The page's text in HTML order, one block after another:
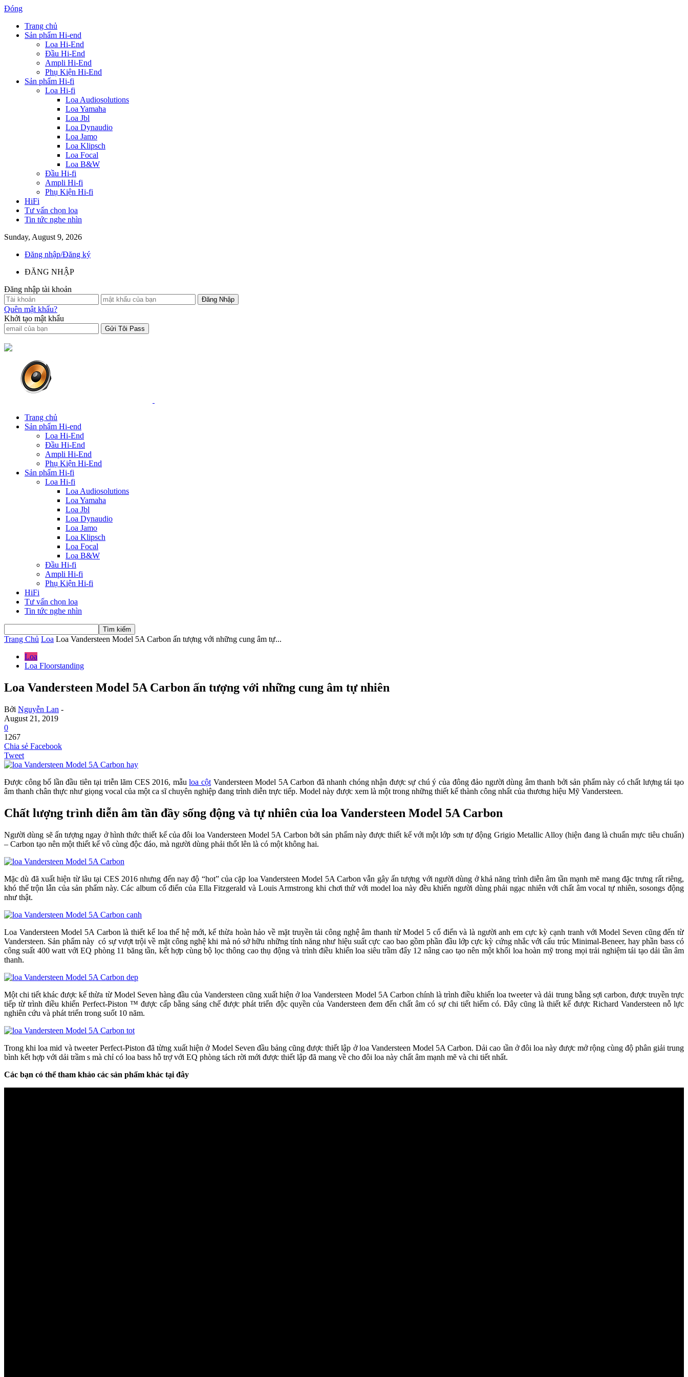
Đóng
Trang chủ
Sản phẩm Hi-end
Loa Hi-End
Đầu Hi-End
Ampli Hi-End
Phụ Kiện Hi-End
Sản phẩm Hi-fi
Loa Hi-fi
Loa Audiosolutions
Loa Yamaha
Loa Jbl
Loa Dynaudio
Loa Jamo
Loa Klipsch
Loa Focal
Loa B&W
Đầu Hi-fi
Ampli Hi-fi
Phụ Kiện Hi-fi
HiFi
Tư vấn chọn loa
Tin tức nghe nhìn
Sunday, August 9, 2026
Đăng nhập/Đăng ký
ĐĂNG NHẬP
Đăng nhập tài khoản
Quên mật khẩu?
Khởi tạo mật khẩu
Trang chủ
Sản phẩm Hi-end
Loa Hi-End
Đầu Hi-End
Ampli Hi-End
Phụ Kiện Hi-End
Sản phẩm Hi-fi
Loa Hi-fi
Loa Audiosolutions
Loa Yamaha
Loa Jbl
Loa Dynaudio
Loa Jamo
Loa Klipsch
Loa Focal
Loa B&W
Đầu Hi-fi
Ampli Hi-fi
Phụ Kiện Hi-fi
HiFi
Tư vấn chọn loa
Tin tức nghe nhìn
Trang Chủ Loa Loa Vandersteen Model 5A Carbon ấn tượng với những cung âm tự...
Loa
Loa Floorstanding
Loa Vandersteen Model 5A Carbon ấn tượng với những cung âm tự nhiên
Bởi Nguyễn Lan -
August 21, 2019
0
1267
Chia sẻ Facebook
Tweet
Được công bố lần đầu tiên tại triễn lãm CES 2016, mẫuloa cột Vandersteen Model 5A Carbon đã nhanh chóng nhận được sự chú ý của đông đảo người dùng âm thanh bởi sản phẩm này có chất lượng tái tạo
âm thanh chân thực như giọng vocal của một ca sĩ chuyên nghiệp đang trình diễn trực tiếp. Model này được xem là một trong những thiết kế thành công nhất của thương hiệu Mỹ Vandersteen.
Chất lượng trình diễn âm tần đầy sống động và tự nhiên của loa Vandersteen Model 5A Carbon
Người dùng sẽ ấn tượng ngay ở hình thức thiết kế của đôi loa Vandersteen Model 5A Carbon bởi sản phẩm này được thiết kế với một lớp sơn tự động Grigio Metallic Alloy (hiện đang là chuẩn mực tiêu chuẩn)
– Carbon tạo nên một thiết kế vô cùng độc đáo, mà người dùng phải thốt lên là có một không hai.
Mặc dù đã xuất hiện từ lâu tại CES 2016 nhưng đến nay độ “hot” của cặp loa Vandersteen Model 5A Carbon vẫn gây ấn tượng với người dùng ở khả năng trình diễn âm tần mạnh mẽ mang đặc trưng rất riêng,
khó thể trộn lẫn của sản phẩm này. Các album cổ điển của Ella Fitzgerald và Louis Armstrong khi chơi thử với model loa này đều khiến người dùng phải ngạc nhiên với chất âm vocal tự nhiên, sosongs động
như thật.
Loa Vandersteen Model 5A Carbon là thiết kế loa thế hệ mới, kế thừa hoàn hảo về mặt truyền tải công nghệ âm thanh từ Model 5 cổ điển và là người anh em cực kỳ cạnh tranh với Model Seven cũng đến từ
Vandersteen. Sản phẩm này có sự vượt trội về mặt công nghệ khi mà nó sở hữu những tính năng như hiệu suất cực cao bao gồm phần đầu lớp cực kỳ cứng nhắc với cấu trúc Minimal-Beneer, hay phần bass có
công suất 400 watt với EQ phòng 11 băng tần, kết hợp cùng bộ lọc thông cao thụ động và trình điều khiển loa siêu trầm đẩy 12 nâng cao tạo nên một khối loa hoàn mỹ trong mọi trải nghiệm tái tạo dải tần âm
thanh.
Một chi tiết khác được kế thừa từ Model Seven hàng đầu của Vandersteen cũng xuất hiện ở loa Vandersteen Model 5A Carbon chính là trình điều khiển loa tweeter và dải trung bằng sợi carbon, được truyền trực
tiếp từ trình điều khiển Perfect-Piston ™ được cấp bằng sáng chế được phát triển độc quyền của Vandersteen đem đến chất âm có sự chi tiết hiếm có. Đây cũng là thiết kế được Richard Vandersteen nỗ lực
nghiên cứu và phát triển trong suốt 10 năm.
Trong khi loa mid và tweeter Perfect-Piston đã từng xuất hiện ở Model Seven đầu bảng cũng được thiết lập ở loa Vandersteen Model 5A Carbon. Dải cao tần ở đôi loa này được mở rộng cùng độ phân giải trung
bình kết hợp với dải trầm s mà chỉ có loa bass hỗ trợ với EQ phòng tách rời mới được thiết lập đã mang về cho đôi loa này chất âm mạnh mẽ và chi tiết nhất.
Các bạn có thể tham khảo các sản phẩm khác tại đây